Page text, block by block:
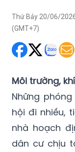
Thứ Bảy 20/06/
(GMT+7)
Môi trường,
Những
hội đi nhiều,
nhà hoạch
dân cư chịu